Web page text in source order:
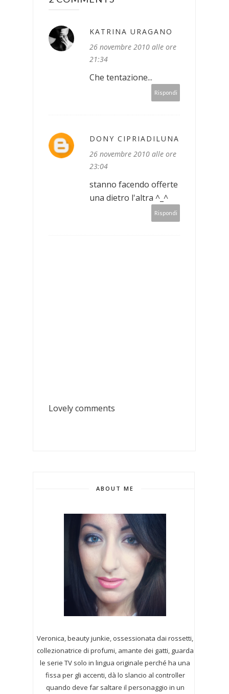
KATRINA URAGANO
26 novembre 2010 alle ore
21:34
Che tentazione...
Rispondi
DONY CIPRIADILUNA
26 novembre 2010 alle ore
23:04
stanno facendo offerte
una dietro l'altra ^_^
Rispondi
Lovely comments
ABOUT ME
Veronica, beauty junkie, ossessionata dai rossetti,
collezionatrice di profumi, amante dei gatti, guarda
le serie TV solo in lingua originale perché ha una
fissa per gli accenti, dà lo slancio al controller
quando deve far saltare il personaggio in un